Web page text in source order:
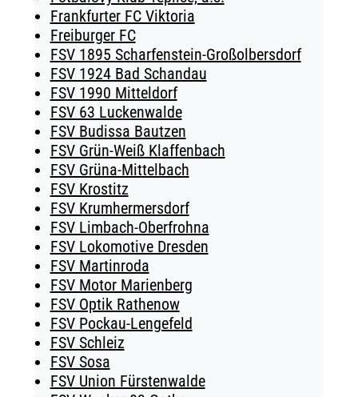
Frankfurter FC Viktoria
Freiburger FC
FSV 1895 Scharfenstein-Großolbersdorf
FSV 1924 Bad Schandau
FSV 1990 Mitteldorf
FSV 63 Luckenwalde
FSV Budissa Bautzen
FSV Grün-Weiß Klaffenbach
FSV Grüna-Mittelbach
FSV Krostitz
FSV Krumhermersdorf
FSV Limbach-Oberfrohna
FSV Lokomotive Dresden
FSV Martinroda
FSV Motor Marienberg
FSV Optik Rathenow
FSV Pockau-Lengefeld
FSV Schleiz
FSV Sosa
FSV Union Fürstenwalde